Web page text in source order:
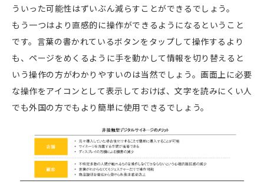
ういった可能性はずいぶん減らすことができるでしょう。
もう一つはより直感的に操作ができるようになるということ
です。言葉の書かれているボタンをタップして操作するより
も、ページをめくるように手を動かして情報を切り替えると
いう操作の方がわかりやすいのは当然でしょう。画面上に必要
な操作をアイコンとして表示しておけば、文字を読みにくい人
でも外国の方でもより簡単に使用できるでしょう。